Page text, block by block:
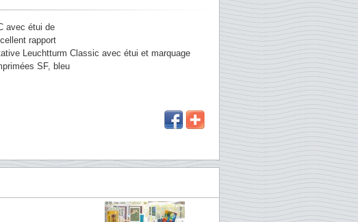
avec étui de
rapport
Leuchtturm Classic avec étui et marquage
SF, bleu